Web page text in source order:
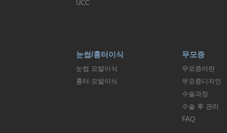
UCC
눈썹/흉터이식
눈썹 모발이식
흉터 모발이식
무모증
무모증이란
무모증디자인
수술과정
수술 후 관리
FAQ